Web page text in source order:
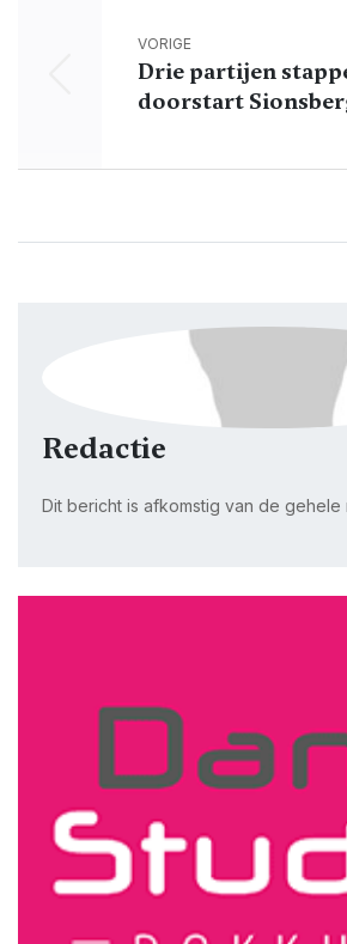
VORIGE
Drie partijen
doorstart
Redactie
Dit bericht is afkomstig van de gehele